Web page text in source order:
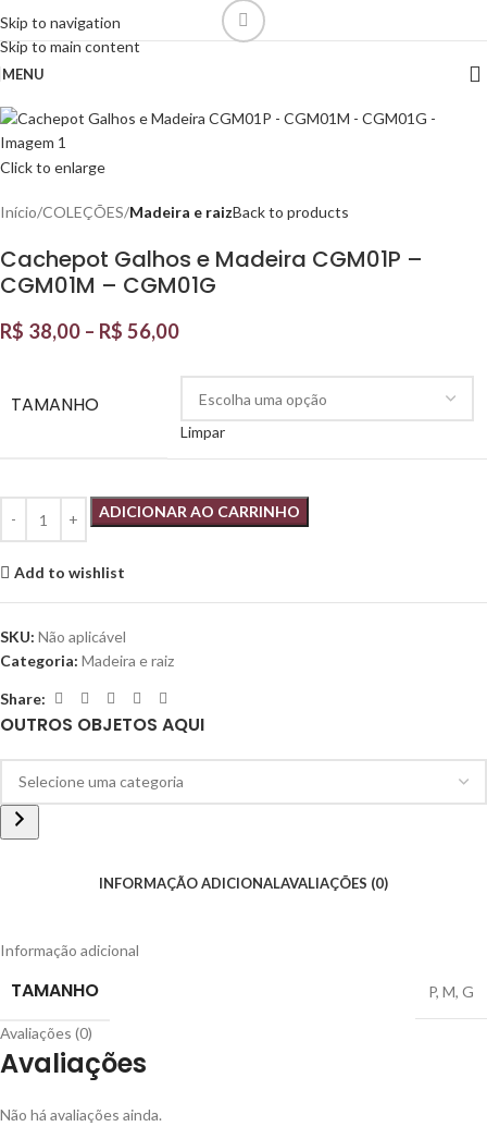
Skip to navigation
Skip to main content
MENU
OUTROS OBJETOS AQUI
Click to enlarge
Início COLEÇÕES Madeira e raizBack to products
Cachepot Galhos e Madeira CGM01P –
CGM01M – CGM01G
R$ 38,00 – R$ 56,00
TAMANHO
Limpar
ADICIONAR AO CARRINHO
Add to wishlist
SKU: Não aplicável
Categoria: Madeira e raiz
Share:
INFORMAÇÃO ADICIONALAVALIAÇÕES (0)
Informação adicional
TAMANHO P, M, G
Avaliações (0)
Avaliações
Não há avaliações ainda.